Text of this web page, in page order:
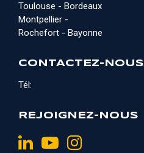
Toulouse - Bordeaux
Montpellier -
Rochefort - Bayonne
CONTACTEZ-NOUS
Tél:
REJOIGNEZ-NOUS